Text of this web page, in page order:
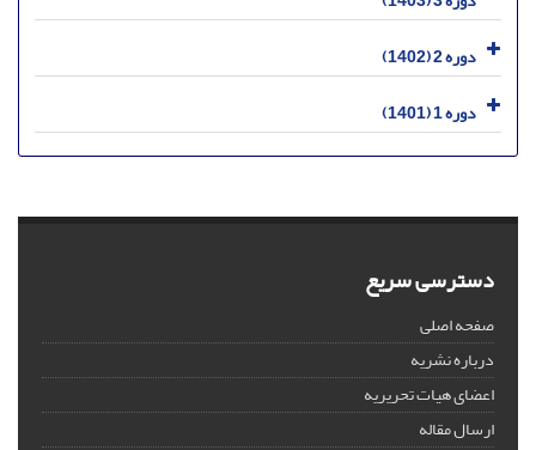
دوره 2 (1402)
دوره 1 (1401)
دسترسی سریع
صفحه اصلی
درباره نشریه
اعضای هیات تحریریه
ارسال مقاله